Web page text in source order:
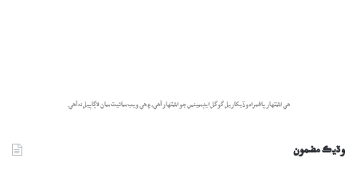
هي اشتهار پاڻمرادو ڏيکاريل گوگل ايڊسينس جو اشتهار آهي، ۽ هي ويب سائيٽ سان لاڳاپيل نه آهي.
وڌيڪ مضمون